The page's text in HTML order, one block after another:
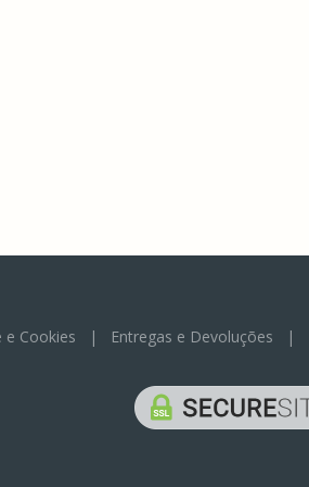
e Cookies | Entregas e Devoluções |